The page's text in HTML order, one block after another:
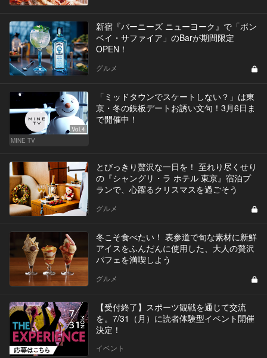
新宿『バーニーズ ニューヨーク』で「ボン
ベイ・サファイア」のBarが期間限定
OPEN！
グルメ
Vol.4
MINE TV
「ミッドタウンでスケートしない？」は東
京・冬の鉄板デートお誘い文句！3月6日ま
で開催中！
とびっきり贅沢な一日を！ 至れり尽くせり
の『シャングリ・ラ ホテル 東京』宿泊プ
ランで、心躍るクリスマスを過ごそう
グルメ
冬こそ食べたい！ 表参道で旬な素材に新鮮
アイスをふんだんに使用した、大人の贅沢
パフェを満喫しよう
グルメ
【受付終了】スポーツ観戦を通じて交流
を。7/31（月）に読者体験型イベント開催
決定！
イベント